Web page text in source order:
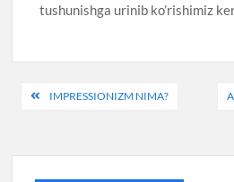
tushunishga urinib ko’rishimiz
PostIMPRESSIONIZM NIMA?